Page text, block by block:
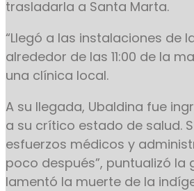
trasladarla a Santa Marta.
“Llegó a las instalaciones de
alrededor de las 11:00 de la
una clínica local.
A su llegada, Ubaldina fue
a su crítico estado de salud.
esfuerzos médicos y
poco después”, puntualizó
lamentó la muerte de la